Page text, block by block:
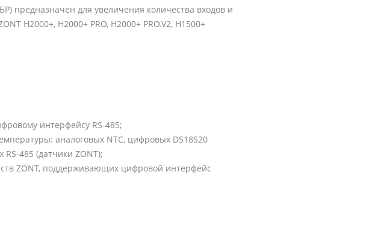
предназначен для увеличения количества входов и
H2000+, H2000+ PRO, H2000+ PRO.V2, H1500+
интерфейсу RS-485;
аналоговых NTC, цифровых DS18S20
485 (датчики ZONT);
ZONT, поддерживающих цифровой интерфейс